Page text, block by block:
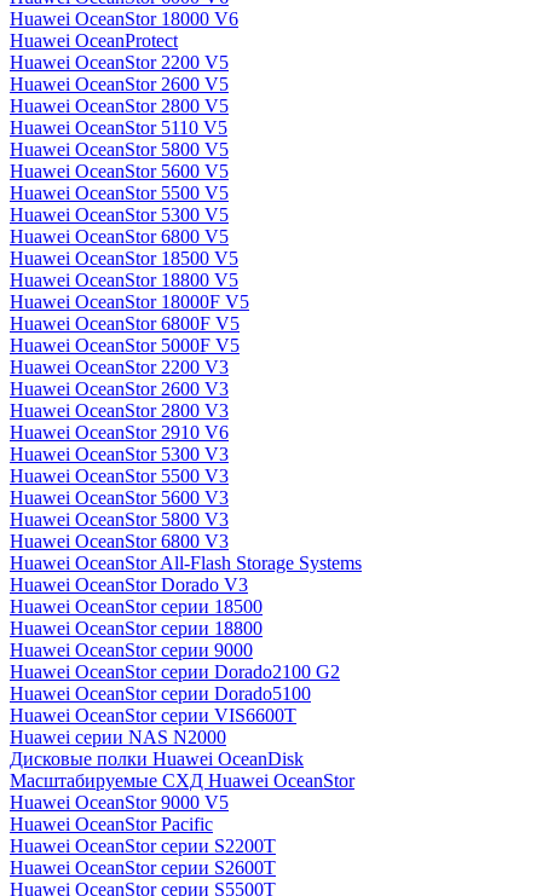
Huawei OceanStor 18000 V6
Huawei OceanProtect
Huawei OceanStor 2200 V5
Huawei OceanStor 2600 V5
Huawei OceanStor 2800 V5
Huawei OceanStor 5110 V5
Huawei OceanStor 5800 V5
Huawei OceanStor 5600 V5
Huawei OceanStor 5500 V5
Huawei OceanStor 5300 V5
Huawei OceanStor 6800 V5
Huawei OceanStor 18500 V5
Huawei OceanStor 18800 V5
Huawei OceanStor 18000F V5
Huawei OceanStor 6800F V5
Huawei OceanStor 5000F V5
Huawei OceanStor 2200 V3
Huawei OceanStor 2600 V3
Huawei OceanStor 2800 V3
Huawei OceanStor 2910 V6
Huawei OceanStor 5300 V3
Huawei OceanStor 5500 V3
Huawei OceanStor 5600 V3
Huawei OceanStor 5800 V3
Huawei OceanStor 6800 V3
Huawei OceanStor All-Flash Storage Systems
Huawei OceanStor Dorado V3
Huawei OceanStor серии 18500
Huawei OceanStor серии 18800
Huawei OceanStor серии 9000
Huawei OceanStor серии Dorado2100 G2
Huawei OceanStor серии Dorado5100
Huawei OceanStor серии VIS6600T
Huawei серии NAS N2000
Дисковые полки Huawei OceanDisk
Масштабируемые СХД Huawei OceanStor
Huawei OceanStor 9000 V5
Huawei OceanStor Pacific
Huawei OceanStor серии S2200T
Huawei OceanStor серии S2600T
Huawei OceanStor серии S5500T